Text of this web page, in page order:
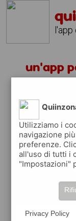
un'app
Utilizziamo i
navigazione
preferenze.
all'uso di tutti i
"Impostazioni"
Privacy Policy